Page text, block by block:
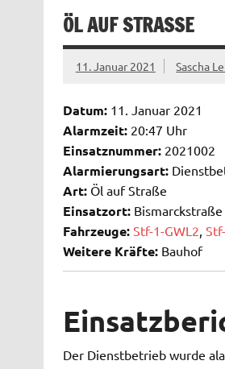
ÖL AUF STRASSE
11. Januar 2021 Sascha
Datum:11. Januar 2021
Alarmzeit:20:47 Uhr
Einsatznummer:2021002
Alarmierungsart:
Art:Öl auf Straße
Einsatzort:Bismarckstraße
Fahrzeuge: Stf-1-GWL2,
Weitere Kräfte:Bauhof
Der Dienstbetrieb wurde